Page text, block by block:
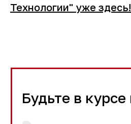
Технологии" уже здесь!